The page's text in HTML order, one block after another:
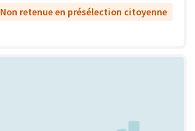
Non retenue en présélection citoyenne